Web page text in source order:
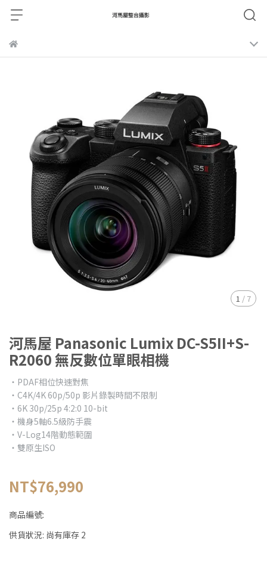
1 / 7
河馬屋 Panasonic Lumix DC-S5II+S-
R2060 無反數位單眼相機
・PDAF相位快速對焦
・C4K/4K 60p/50p 影片錄製時間不限制
・6K 30p/25p 4:2:0 10-bit
・機身5軸6.5級防手震
・V-Log14階動態範圍
・雙原生ISO
NT$76,990
商品編號:
供貨狀況: 尚有庫存 2